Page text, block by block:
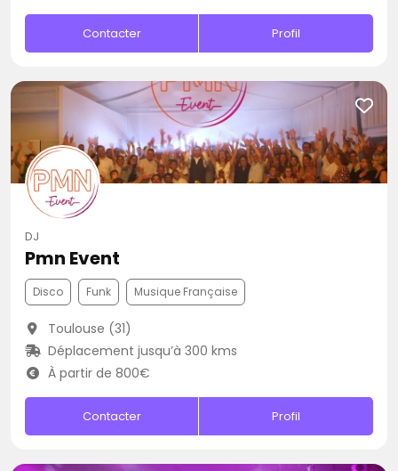
Contacter Profil
DJ
Pmn Event
Disco Funk Musique Française
Toulouse (31)
Déplacement jusqu’à 300 kms
À partir de 800€
Contacter Profil